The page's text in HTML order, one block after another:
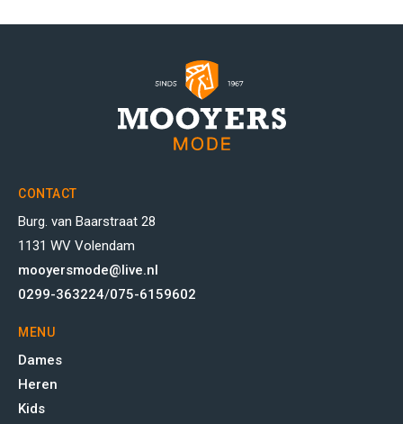
CONTACT
Burg. van Baarstraat 28
1131 WV Volendam
mooyersmode@live.nl
0299-363224/075-6159602
MENU
Dames
Heren
Kids